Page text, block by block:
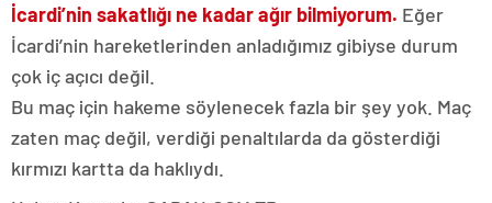
İcardi’nin sakatlığı ne kadar ağır bilmiyorum. Eğer
İcardi’nin hareketlerinden anladığımız gibiyse durum
çok iç açıcı değil.
Bu maç için hakeme söylenecek fazla bir şey yok. Maç
zaten maç değil, verdiği penaltılarda da gösterdiği
kırmızı kartta da haklıydı.